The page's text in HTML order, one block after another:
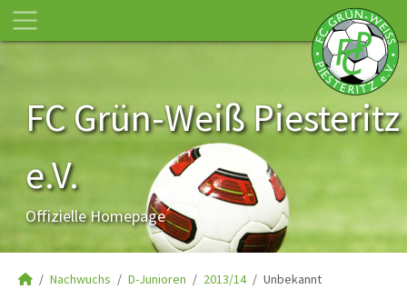
FC Grün-Weiß Piesteritz
e.V.
Offizielle Homepage
Nachwuchs D-Junioren 2013/14 Unbekannt